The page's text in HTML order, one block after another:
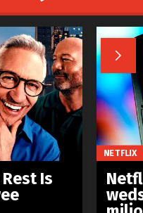

Is
NETFLIX